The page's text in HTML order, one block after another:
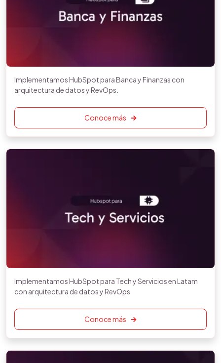
Implementamos HubSpot para Banca y Finanzas con
arquitectura de datos y RevOps.
Conoce más
Implementamos HubSpot para Tech y Servicios en Latam
con arquitectura de datos y RevOps
Conoce más